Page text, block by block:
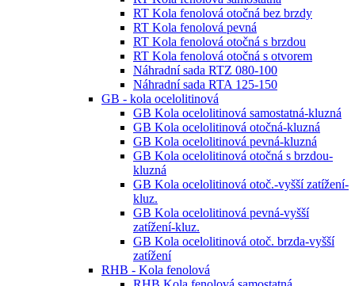
RT Kola fenolová otočná bez brzdy
RT Kola fenolová pevná
RT Kola fenolová otočná s brzdou
RT Kola fenolová otočná s otvorem
Náhradní sada RTZ 080-100
Náhradní sada RTA 125-150
GB - kola ocelolitinová
GB Kola ocelolitinová samostatná-kluzná
GB Kola ocelolitinová otočná-kluzná
GB Kola ocelolitinová pevná-kluzná
GB Kola ocelolitinová otočná s brzdou-
kluzná
GB Kola ocelolitinová otoč.-vyšší zatížení-
kluz.
GB Kola ocelolitinová pevná-vyšší
zatížení-kluz.
GB Kola ocelolitinová otoč. brzda-vyšší
zatížení
RHB - Kola fenolová